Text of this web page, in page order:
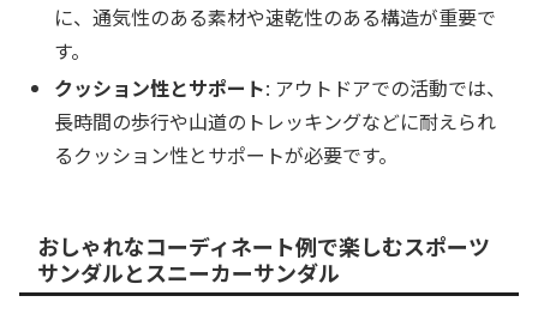
に、通気性のある素材や速乾性のある構造が重要で
す。
クッション性とサポート: アウトドアでの活動では、
長時間の歩行や山道のトレッキングなどに耐えられ
るクッション性とサポートが必要です。
おしゃれなコーディネート例で楽しむスポーツ
サンダルとスニーカーサンダル